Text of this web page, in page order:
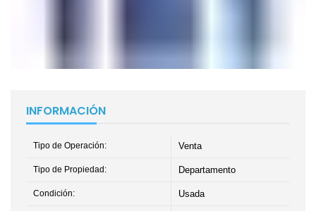
INFORMACIÓN
Tipo de Operación: Venta
Tipo de Propiedad: Departamento
Condición: Usada